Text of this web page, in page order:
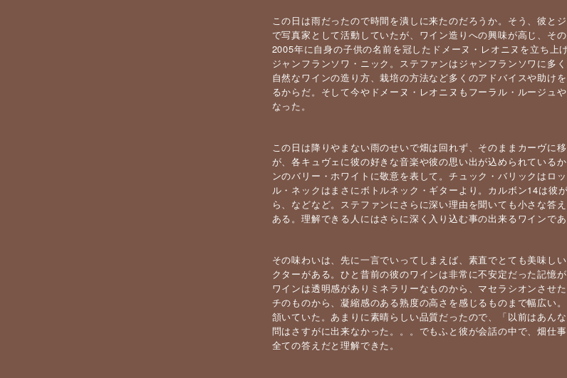
この日は雨だったので時間を潰しに来たのだろうか。そう、彼
で写真家として活動していたが、ワイン造りへの興味が高じ、そ
2005年に自身の子供の名前を冠したドメーヌ・レオニヌを立ち
ジャンフランソワ・ニック。ステファンはジャンフランソワに多
自然なワインの造り方、栽培の方法など多くのアドバイスや助け
るからだ。そして今やドメーヌ・レオニヌもフーラル・ルージュ
なった。
この日は降りやまない雨のせいで畑は回れず、そのままカーヴに
が、各キュヴェに彼の好きな音楽や彼の思い出が込められている
ンのバリー・ホワイトに敬意を表して。チュック・バリックはロ
ル・ネックはまさにボトルネック・ギターより。カルボン14は
ら、などなど。ステファンにさらに深い理由を聞いても小さな答
ある。理解できる人にはさらに深く入り込む事の出来るワインであ
その味わいは、先に一言でいってしまえば、素直でとても美味し
クターがある。ひと昔前の彼のワインは非常に不安定だった記憶
ワインは透明感がありミネラリーなものから、マセラシオンさせ
チのものから、凝縮感のある熟度の高さを感じるものまで幅広い
頷いていた。あまりに素晴らしい品質だったので、「以前はあん
問はさすがに出来なかった。。。でもふと彼が会話の中で、畑仕
全ての答えだと理解できた。